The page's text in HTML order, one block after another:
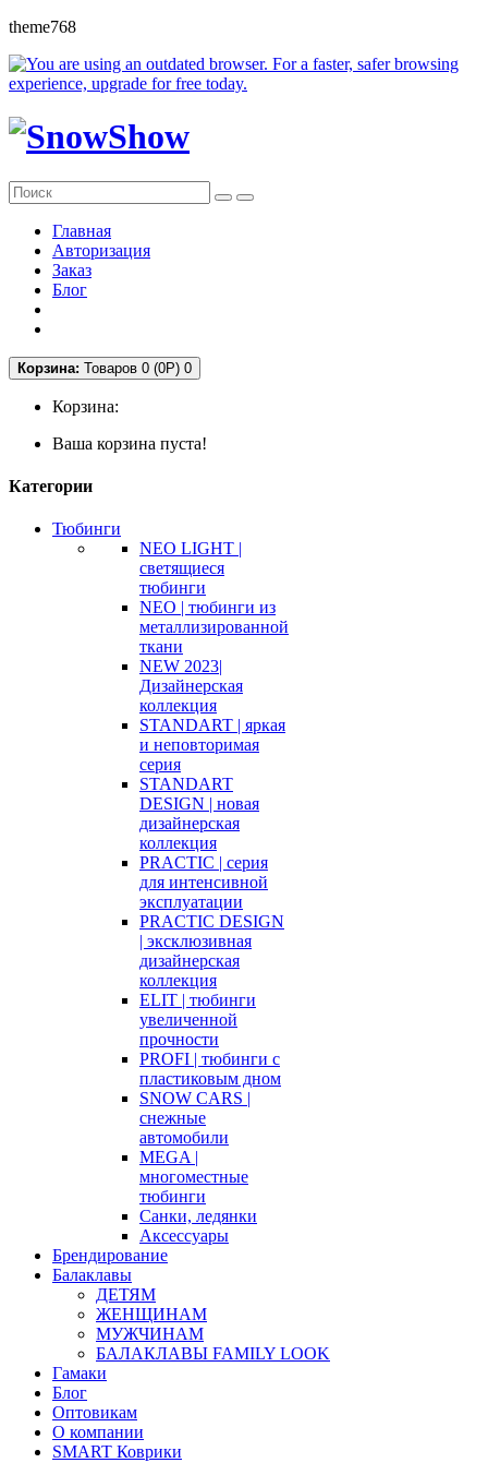
theme768
Главная
Авторизация
Заказ
Блог
Корзина: Товаров 0 (0P) 0
Корзина:
Ваша корзина пуста!
Категории
Тюбинги
NEO LIGHT |
светящиеся
тюбинги
NEO | тюбинги из
металлизированной
ткани
NEW 2023|
Дизайнерская
коллекция
STANDART | яркая
и неповторимая
серия
STANDART
DESIGN | новая
дизайнерская
коллекция
PRACTIC | серия
для интенсивной
эксплуатации
PRACTIC DESIGN
| эксклюзивная
дизайнерская
коллекция
ELIT | тюбинги
увеличенной
прочности
PROFI | тюбинги с
пластиковым дном
SNOW CARS |
снежные
автомобили
MEGA |
многоместные
тюбинги
Санки, ледянки
Аксессуары
Брендирование
Балаклавы
ДЕТЯМ
ЖЕНЩИНАМ
МУЖЧИНАМ
БАЛАКЛАВЫ FAMILY LOOK
Гамаки
Блог
Оптовикам
О компании
SMART Коврики